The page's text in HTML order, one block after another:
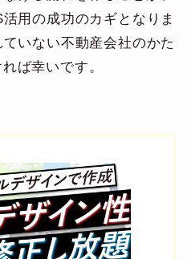
用の成功のカギとなりま
いない不動産会社のかた
ば幸いです。